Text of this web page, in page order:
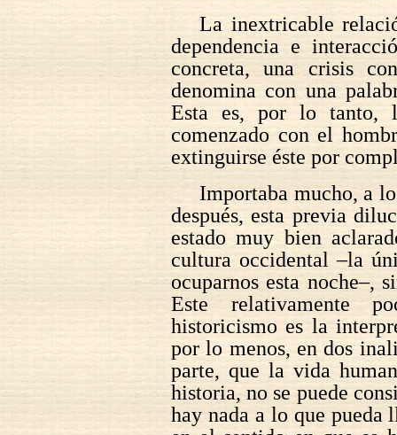
La inextricable
dependencia e
concreta, una crisis
denomina con una
Esta es, por lo tanto,
comenzado con el
extinguirse éste por
Importaba mucho, a
después, esta previa
estado muy bien
cultura occidental –la
ocuparnos esta noche–,
Este relativamente
historicismo es la
por lo menos, en dos
parte, que la vida
historia, no se puede
hay nada a lo que pueda